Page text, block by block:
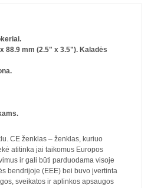
88.9 mm (2.5" x 3.5"). Kaladės
CE ženklas – ženklas, kuriuo
atitinka jai taikomus Europos
ir gali būti parduodama visoje
bendrijoje (EEE) bei buvo įvertinta
sveikatos ir aplinkos apsaugos